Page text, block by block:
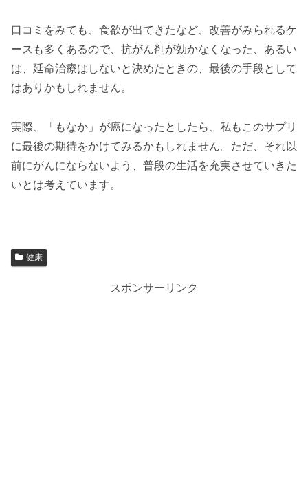
口コミをみても、食欲が出てきたなど、改善がみられるケ
ースも多くあるので、抗がん剤が効かなくなった、あるい
は、延命治療はしないと決めたときの、最後の手段として
はありかもしれません。
実際、「もなか」が癌になったとしたら、私もこのサプリ
に最後の期待をかけてみるかもしれません。ただ、それ以
前にがんにならないよう、普段の生活を充実させていきた
いとは考えています。
健康
スポンサーリンク